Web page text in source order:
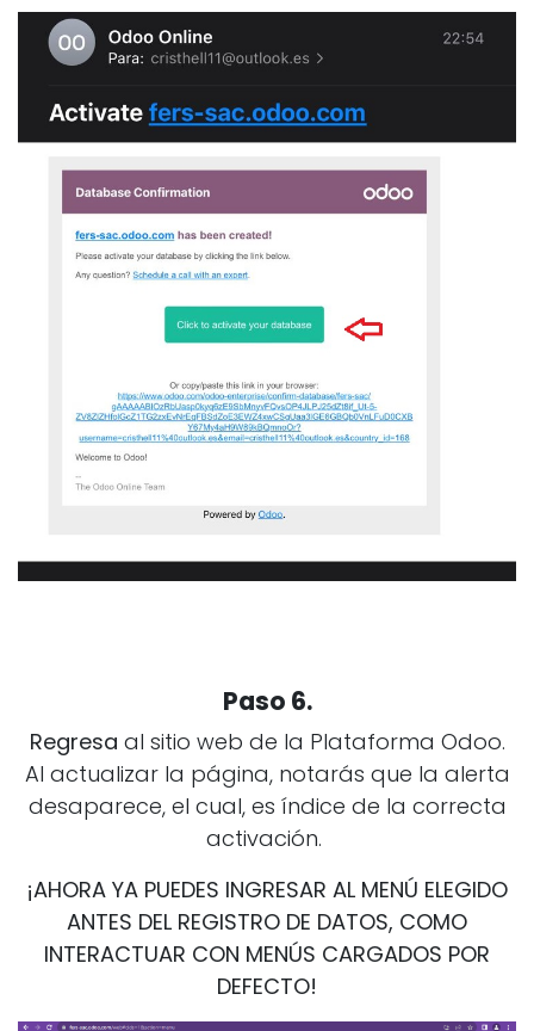
Paso 6.
Regresa al sitio web de la Plataforma Odoo.
Al actualizar la página, notarás que la alerta
desaparece, el cual, es índice de la correcta
activación.
¡AHORA YA PUEDES INGRESAR AL MENÚ ELEGIDO
ANTES DEL REGISTRO DE DATOS, COMO
INTERACTUAR CON MENÚS CARGADOS POR
DEFECTO!